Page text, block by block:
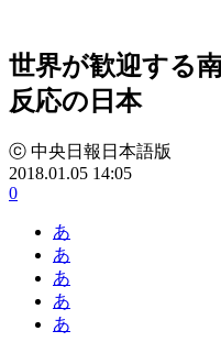
世界が歓迎する
反応の日本
ⓒ 中央日報日本語版
2018.01.05 14:05
0
あ
あ
あ
あ
あ